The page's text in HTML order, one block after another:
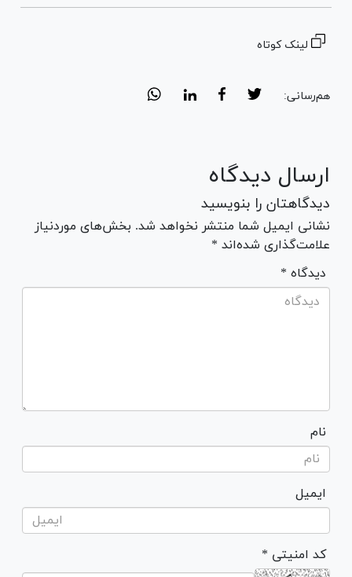
لینک کوتاه
هم‌رسانی:
ارسال دیدگاه
دیدگاهتان را بنویسید
نشانی ایمیل شما منتشر نخواهد شد. بخش‌های موردنیاز
علامت‌گذاری شده‌اند *
* دیدگاه
نام
ایمیل
* کد امنیتی